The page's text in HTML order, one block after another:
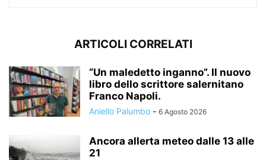
ARTICOLI CORRELATI
“Un maledetto inganno”. Il nuovo
libro dello scrittore salernitano
Franco Napoli.
Aniello Palumbo - 6 Agosto 2026
Ancora allerta meteo dalle 13 alle
21